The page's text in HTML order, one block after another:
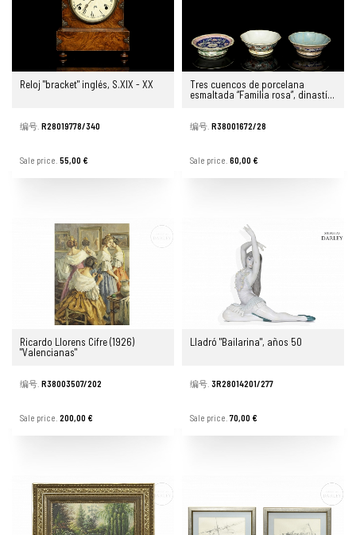
Reloj "bracket" inglés, S.XIX - XX
编号. R28019778/340
Sale price. 55,00 €
Tres cuencos de porcelana
esmaltada “Familia rosa”, dinastía
编号. R38001672/28
Sale price. 60,00 €
Ricardo Llorens Cifre (1926)
"Valencianas"
编号. R38003507/202
Sale price. 200,00 €
Lladró "Bailarina", años 50
编号. 3R28014201/277
Sale price. 70,00 €